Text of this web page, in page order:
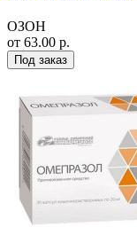
ОЗОН
от 63.00 р.
Под заказ